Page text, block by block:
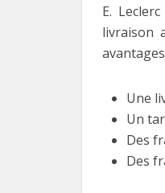
E.
livraison
Une
Un
Des
Des